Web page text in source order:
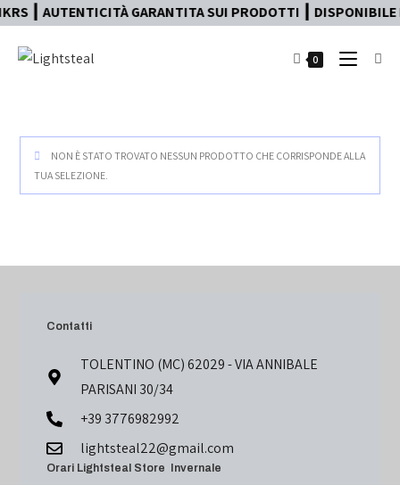
AUTENTICITÀ GARANTITA SUI PRODOTTI ┃
0
NON È STATO TROVATO NESSUN PRODOTTO CHE CORRISPONDE ALLA
TUA SELEZIONE.
Contatti
TOLENTINO (MC) 62029 - VIA ANNIBALE
PARISANI 30/34
+39 3776982992
lightsteal22@gmail.com
Orari Lightsteal Store Invernale